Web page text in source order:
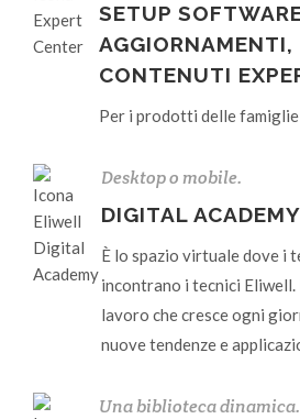
SETUP
AGGIORNAMENTI,
CONTENUTI
Per i prodotti delle famiglie
Desktop o mobile.
DIGITAL ACADEMY
È lo spazio virtuale dove i
incontrano i tecnici Eliwell.
lavoro che cresce ogni
nuove tendenze e
Una biblioteca dinamica.